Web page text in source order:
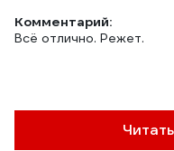
Комментарий:
Всё отлично. Режет.